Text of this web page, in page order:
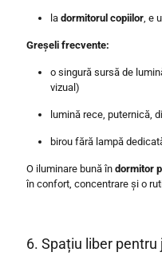
la dormitorul copiilor , e
Greșeli frecvente:
o singură sursă de
vizual)
lumină rece, puternică,
birou fără lampă
O iluminare bună în dormitor
în confort, concentrare și o
6. Spațiu liber